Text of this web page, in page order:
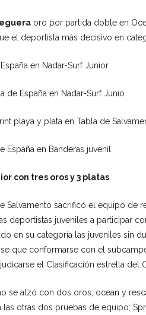
oro por partida doble en
el deportista más decisivo en
en Nadar-Surf Junior
de España en Nadar-Surf Junio
playa y plata en Tabla de
en Banderas juvenil.
con tres oros y 3 platas
Salvamento sacrificó el equipo de
deportistas juveniles a participar
en su categoría las juveniles sin
que conformarse con el
el Clasificación estrella del
se alzó con dos oros; ocean y
otras dos pruebas de equipo;